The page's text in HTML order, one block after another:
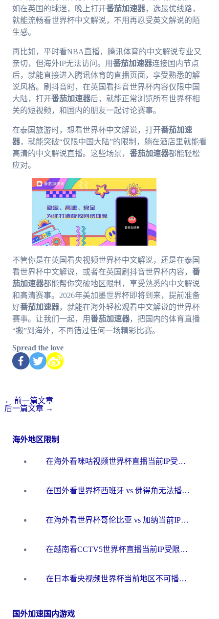
如在英国的球迷，晚上打开番茄加速器，选最优线路，
就能流畅看世界杯中文解说，不用再忍受英文解说的陌
生感。
再比如，平时看NBA直播，腾讯体育的中文解说专业又
亲切，但海外IP无法访问。用番茄加速器连接国内节点
后，就能直接进入腾讯体育的直播页面，享受熟悉的解
说风格。刷抖音时，在英国看抖音世界杯内容仅限中国
大陆，打开番茄加速器后，就能正常浏览所有世界杯相
关的短视频，和国内的朋友一起讨论赛事。
在泰国旅游时，想看世界杯中文解说，打开番茄加速
器，就能突破“仅限中国大陆”的限制，躺在酒店里就能看
高清的中文解说直播。这些场景， 番茄加速器都能轻松
应对。
不管你是在英国看央视频世界杯中文解说，还是在泰国
看世界杯中文解说，或者在英国刷抖音世界杯内容， 番
茄加速器都能帮你突破地区限制，享受熟悉的中文解说
和高清赛事。2026年美加墨世界杯即将到来，提前准备
好番茄加速器，就能在海外轻松观看中文解说的世界杯
赛事。让我们一起，用番茄加速器，把国内的体育直播
“搬”到海外，不再错过任何一场精彩比赛。
Spread the love
← 前一篇文章
后一篇文章 →
海外地区限制
在海外看咪咕视频世界杯直播当前IP受限制？这篇指南帮你搞定所有体育赛事观看难题
在国外看世界杯西班牙 vs 佛得角无法播放？这篇指南帮你解锁所有中文体育直播
在海外看世界杯哥伦比亚 vs 加纳当前IP受限制？这篇指南帮你流畅看中文解说赛事
在越南看CCTV5世界杯直播当前IP受限制？海外党体育观赛终极指南来了
在日本看央视频世界杯当前地区不可播放？海外党体育观赛终极指南
国外加速国内游戏